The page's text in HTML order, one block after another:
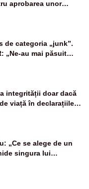
aprobarea unor
de categoria „junk”.
„Ne-au mai păsuit
integrității doar dacă
viață în declarațiile
așa cum a anunțat
funcție: fără excepții!
„Ce se alege de un
singura lui